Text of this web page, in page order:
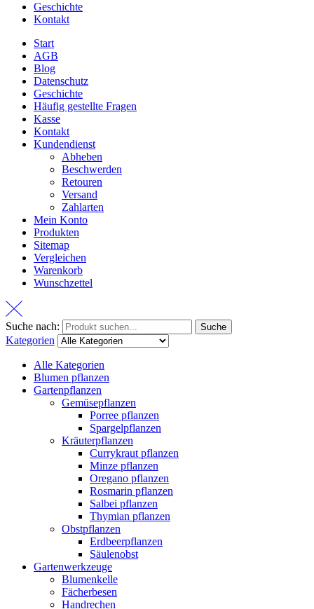
Geschichte
Kontakt
Start
AGB
Blog
Datenschutz
Geschichte
Häufig gestellte Fragen
Kasse
Kontakt
Kundendienst
Abheben
Beschwerden
Retouren
Versand
Zahlarten
Mein Konto
Produkten
Sitemap
Vergleichen
Warenkorb
Wunschzettel
Suche nach: Suche
Kategorien
Alle Kategorien
Blumen pflanzen
Gartenpflanzen
Gemüsepflanzen
Porree pflanzen
Spargelpflanzen
Kräuterpflanzen
Currykraut pflanzen
Minze pflanzen
Oregano pflanzen
Rosmarin pflanzen
Salbei pflanzen
Thymian pflanzen
Obstpflanzen
Erdbeerpflanzen
Säulenobst
Gartenwerkzeuge
Blumenkelle
Fächerbesen
Handrechen